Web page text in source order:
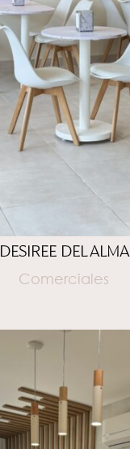
DESIREE DEL ALMA
Comerciales